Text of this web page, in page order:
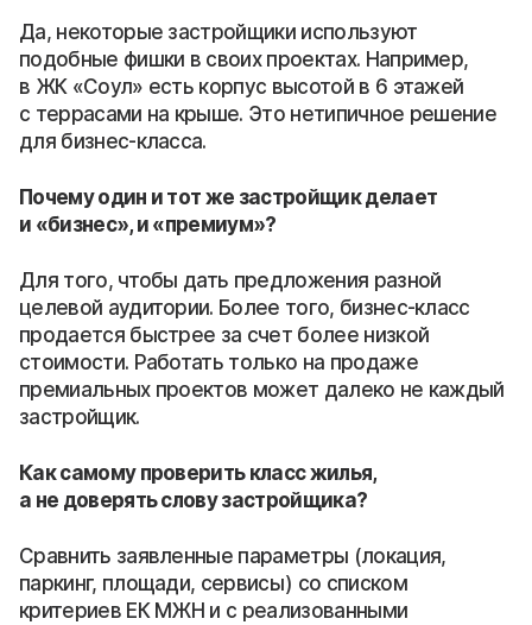
Да, некоторые застройщики используют
подобные фишки в своих проектах. Например,
в ЖК «Соул» есть корпус высотой в 6 этажей
с террасами на крыше. Это нетипичное решение
для бизнес-класса.
Почему один и тот же застройщик делает
и «бизнес», и «премиум»?
Для того, чтобы дать предложения разной
целевой аудитории. Более того, бизнес-класс
продается быстрее за счет более низкой
стоимости. Работать только на продаже
премиальных проектов может далеко не каждый
застройщик.
Как самому проверить класс жилья,
а не доверять слову застройщика?
Сравнить заявленные параметры (локация,
паркинг, площади, сервисы) со списком
критериев ЕК МЖН и с реализованными